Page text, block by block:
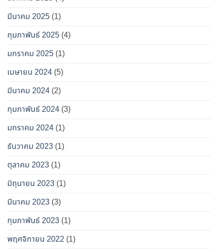
มีนาคม 2025 (1)
กุมภาพันธ์ 2025 (4)
มกราคม 2025 (1)
เมษายน 2024 (5)
มีนาคม 2024 (2)
กุมภาพันธ์ 2024 (3)
มกราคม 2024 (1)
ธันวาคม 2023 (1)
ตุลาคม 2023 (1)
มิถุนายน 2023 (1)
มีนาคม 2023 (3)
กุมภาพันธ์ 2023 (1)
พฤศจิกายน 2022 (1)